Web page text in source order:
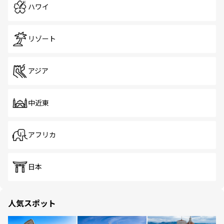
ハワイ
リゾート
アジア
中近東
アフリカ
日本
人気スポット